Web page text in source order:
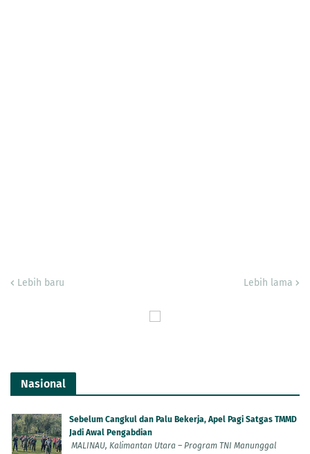
Lebih baru Lebih lama
Nasional
Sebelum Cangkul dan Palu Bekerja, Apel Pagi Satgas TMMD
Jadi Awal Pengabdian
MALINAU, Kalimantan Utara – Program TNI Manunggal